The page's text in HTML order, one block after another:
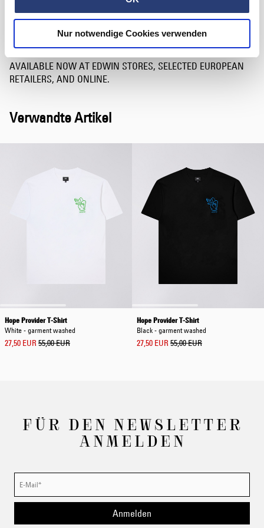
Nur notwendige Cookies verwenden
In a bustling business landscape, the Hope Provider presents an
innovative approach to wealth and well-being, positioning
positivity as the new currency.
AVAILABLE NOW AT EDWIN STORES, SELECTED EUROPEAN
RETAILERS, AND ONLINE.
Verwandte Artikel
Hope Provider T-Shirt
White - garment washed
27,50 EUR 55,00 EUR
Hope Provider T-Shirt
Black - garment washed
27,50 EUR 55,00 EUR
FÜR DEN NEWSLETTER
ANMELDEN
Anmelden